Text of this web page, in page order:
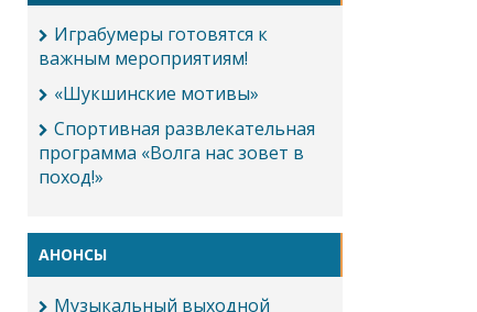
Играбумеры готовятся к
важным мероприятиям!
«Шукшинские мотивы»
Спортивная развлекательная
программа «Волга нас зовет в
поход!»
АНОНСЫ
Музыкальный выходной